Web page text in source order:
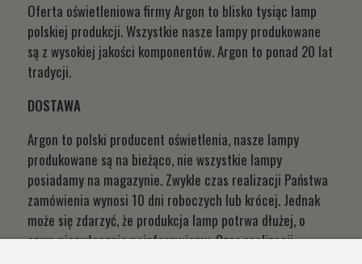
Oferta oświetleniowa firmy Argon to blisko tysiąc lamp
polskiej produkcji. Wszystkie nasze lampy produkowane
są z wysokiej jakości komponentów. Argon to ponad 20 lat
tradycji.
DOSTAWA
Argon to polski producent oświetlenia, nasze lampy
produkowane są na bieżąco, nie wszystkie lampy
posiadamy na magazynie. Zwykle czas realizacji Państwa
zamówienia wynosi 10 dni roboczych lub krócej. Jednak
może się zdarzyć, że produkcja lamp potrwa dłużej, o
czym niezwłocznie poinformujemy. Czas realizacji